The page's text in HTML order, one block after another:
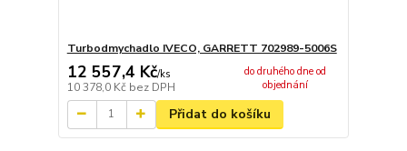
Turbodmychadlo IVECO, GARRETT 702989-5006S
12 557,4 Kč/ks
10 378,0 Kč bez DPH
do druhého dne od
objednání
Přidat do košíku